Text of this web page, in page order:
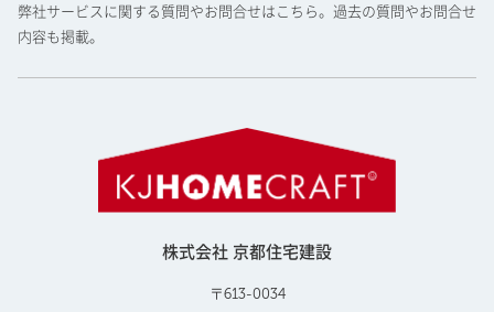
弊社サービスに関する質問やお問合せはこちら。過去の質問やお問合せ
内容も掲載。
株式会社 京都住宅建設
〒613-0034